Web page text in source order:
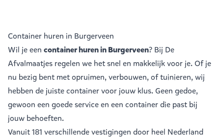
Container huren in Burgerveen
Wil je een container huren in Burgerveen? Bij De
Afvalmaatjes regelen we het snel en makkelijk voor je. Of je
nu bezig bent met opruimen, verbouwen, of tuinieren, wij
hebben de juiste container voor jouw klus. Geen gedoe,
gewoon een goede service en een container die past bij
jouw behoeften.
Vanuit181 verschillende vestigingen door heel Nederland